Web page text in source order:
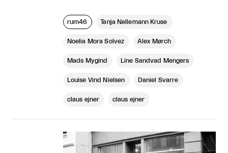
rum46 Tanja Nellemann Kruse
Noelia Mora Solvez Alex Mørch
Mads Mygind Line Sandvad Mengers
Louise Vind Nielsen Daniel Svarre
claus ejner claus ejner